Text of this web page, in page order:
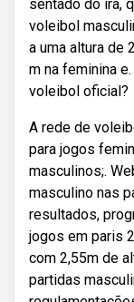
sentado do irã,
voleibol
a uma altura de
m na feminina
voleibol oficial?
A rede de
para jogos
masculinos;.
masculino nas
resultados,
jogos em paris
com 2,55m de
partidas